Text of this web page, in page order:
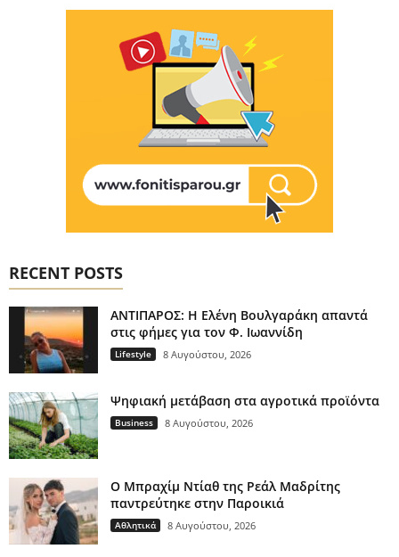
RECENT POSTS
ΑΝΤΙΠΑΡΟΣ: Η Ελένη Βουλγαράκη απαντά
στις φήμες για τον Φ. Ιωαννίδη
Lifestyle 8 Αυγούστου, 2026
Ψηφιακή μετάβαση στα αγροτικά προϊόντα
Business 8 Αυγούστου, 2026
Ο Μπραχίμ Ντίαθ της Ρεάλ Μαδρίτης
παντρεύτηκε στην Παροικιά
Αθλητικά 8 Αυγούστου, 2026